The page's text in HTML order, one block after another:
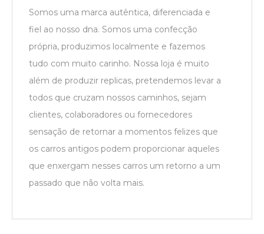
Somos uma marca autêntica, diferenciada e
fiel ao nosso dna. Somos uma confecção
própria, produzimos localmente e fazemos
tudo com muito carinho. Nossa loja é muito
além de produzir replicas, pretendemos levar a
todos que cruzam nossos caminhos, sejam
clientes, colaboradores ou fornecedores
sensação de retornar a momentos felizes que
os carros antigos podem proporcionar aqueles
que enxergam nesses carros um retorno a um
passado que não volta mais.